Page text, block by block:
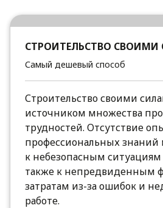
СТРОИТЕЛЬСТВО
Самый дешевый способ
Строительство своими
источником множества
трудностей. Отсутствие
профессиональных
к небезопасным ситуациям
также к непредвиденным
затратам из-за ошибок и
работе.